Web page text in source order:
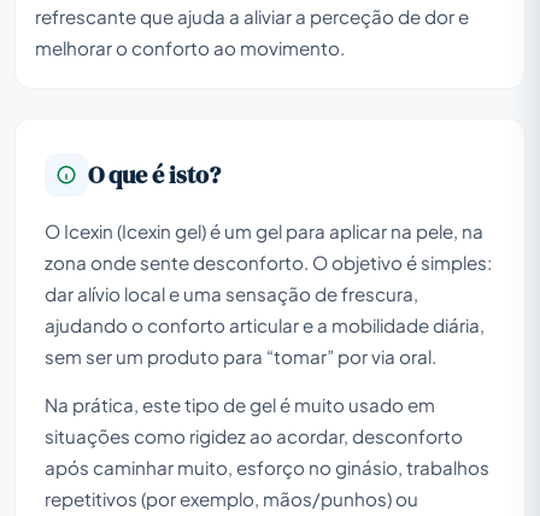
refrescante que ajuda a aliviar a perceção de dor e
melhorar o conforto ao movimento.
O que é isto?
O Icexin (Icexin gel) é um gel para aplicar na pele, na
zona onde sente desconforto. O objetivo é simples:
dar alívio local e uma sensação de frescura,
ajudando o conforto articular e a mobilidade diária,
sem ser um produto para “tomar” por via oral.
Na prática, este tipo de gel é muito usado em
situações como rigidez ao acordar, desconforto
após caminhar muito, esforço no ginásio, trabalhos
repetitivos (por exemplo, mãos/punhos) ou